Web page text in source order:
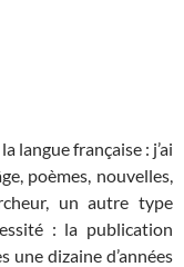
langue française : j’ai
poèmes, nouvelles,
un autre type
: la publication
une dizaine d’années